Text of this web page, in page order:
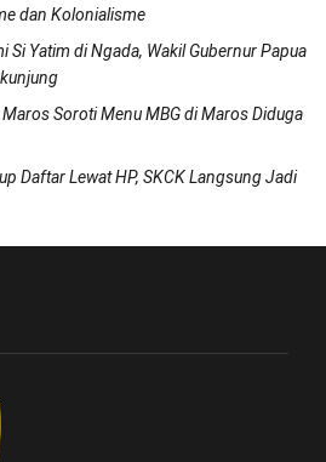
dan Kolonialisme
Si Yatim di Ngada, Wakil Gubernur Papua
Soroti Menu MBG di Maros Diduga
Daftar Lewat HP, SKCK Langsung Jadi